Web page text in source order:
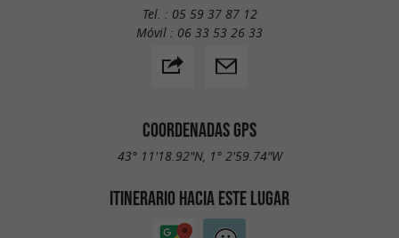
Tel. : 05 59 37 87 12
Móvil : 06 33 53 26 33
COORDENADAS GPS
43° 11'18.92"N, 1° 2'59.74"W
ITINERARIO HACIA ESTE LUGAR